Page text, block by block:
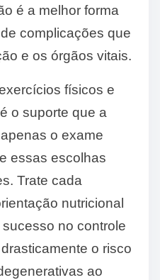
é a melhor forma
complicações que
e os órgãos vitais.
físicos e
o suporte que a
o exame
essas escolhas
Trate cada
nutricional
no controle
o risco
ao